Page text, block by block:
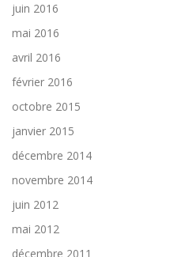
juin 2016
mai 2016
avril 2016
février 2016
octobre 2015
janvier 2015
décembre 2014
novembre 2014
juin 2012
mai 2012
décembre 2011